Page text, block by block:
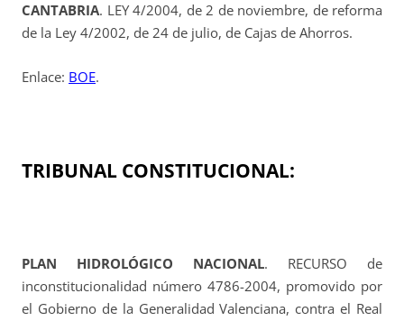
CANTABRIA. LEY 4/2004, de 2 de noviembre, de reforma
de la Ley 4/2002, de 24 de julio, de Cajas de Ahorros.
Enlace: BOE.
TRIBUNAL CONSTITUCIONAL:
PLAN HIDROLÓGICO NACIONAL. RECURSO de
inconstitucionalidad número 4786-2004, promovido por
el Gobierno de la Generalidad Valenciana, contra el Real